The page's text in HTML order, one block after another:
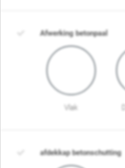
Afwerking betonpaal
Vlak
afdekkap betonschutting